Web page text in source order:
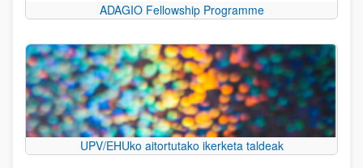
ADAGIO Fellowship Programme
UPV/EHUko aitortutako ikerketa taldeak